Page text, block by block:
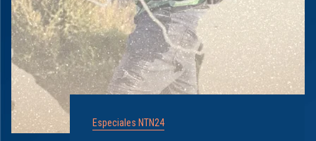
Especiales NTN24